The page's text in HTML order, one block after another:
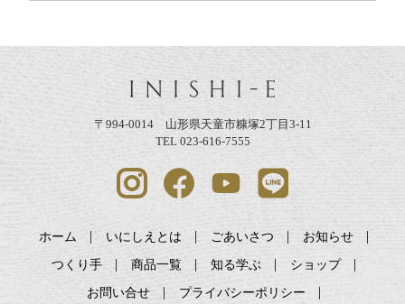
〒994-0014 山形県天童市糠塚2丁目3-11
TEL 023-616-7555
ホーム いにしえとは ごあいさつ
お知らせ
つくり手
商品一覧 知る学ぶ
ショップ
お問い合せ
プライバシーポリシー